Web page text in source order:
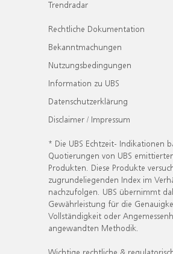
Trendradar
Rechtliche Dokumentation
Bekanntmachungen
Nutzungsbedingungen
Information zu UBS
Datenschutzerklärung
Disclaimer / Impressum
* Die UBS Echtzeit- Indikationen
Quotierungen von UBS
Produkten. Diese Produkte
zugrundeliegenden Index im
nachzufolgen. UBS übernimmt
Gewährleistung für die
Vollständigkeit oder
angewandten Methodik.